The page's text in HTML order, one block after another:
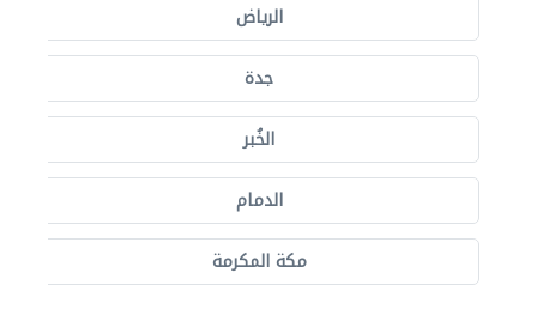
الرياض
جدة
الخُبر
الدمام
مكة المكرمة